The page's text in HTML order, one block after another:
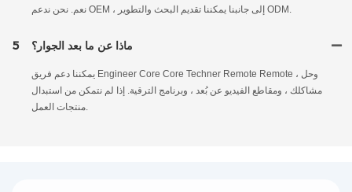
نعم. نحن ندعم OEM ، إلى جانبنا يمكننا تقديم البحث والتطوير ODM.
5 ماذا عن ما بعد الجوار؟
يمكننا دعم فريق Engineer Core Core Techner Remote Remote ، وحل
مشاكلك ، ومقاطع الفيديو عن بُعد ، وبرنامج الترقية. إذا لم نتمكن من استبدال
منتجات العمل.